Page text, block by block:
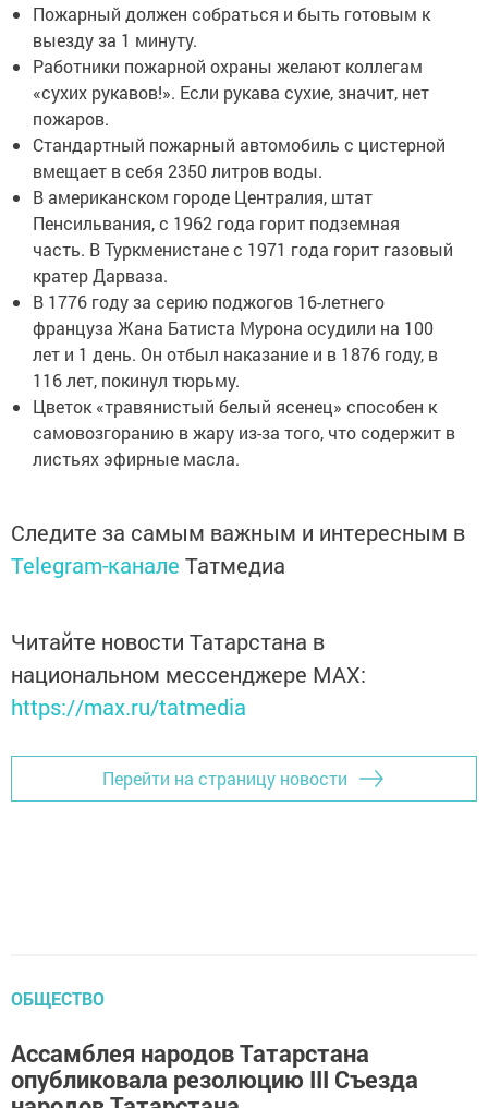
Пожарный должен собраться и быть готовым к
выезду за 1 минуту.
Работники пожарной охраны желают коллегам
«сухих рукавов!». Если рукава сухие, значит, нет
пожаров.
Стандартный пожарный автомобиль с цистерной
вмещает в себя 2350 литров воды.
В американском городе Централия, штат
Пенсильвания, с 1962 года горит подземная
часть. В Туркменистане с 1971 года горит газовый
кратер Дарваза.
В 1776 году за серию поджогов 16-летнего
француза Жана Батиста Мурона осудили на 100
лет и 1 день. Он отбыл наказание и в 1876 году, в
116 лет, покинул тюрьму.
Цветок «травянистый белый ясенец» способен к
самовозгоранию в жару из-за того, что содержит в
листьях эфирные масла.
Следите за самым важным и интересным в
Telegram-канале Татмедиа
Читайте новости Татарстана в
национальном мессенджере MАХ:
https://max.ru/tatmedia
Перейти на страницу новости
ОБЩЕСТВО
Ассамблея народов Татарстана
опубликовала резолюцию III Съезда